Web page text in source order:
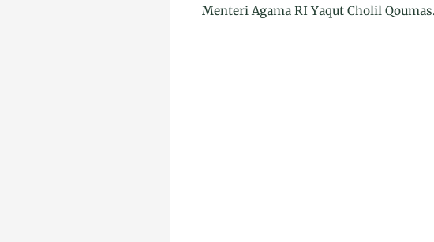
Menteri Agama RI Yaqut Cholil Qoumas.